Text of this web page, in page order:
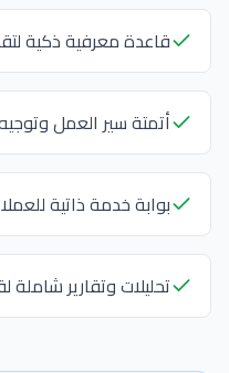
قاعدة معرفية ذكية
أتمتة سير العمل وتوجيه
بوابة خدمة ذاتية
تحليلات وتقارير شاملة